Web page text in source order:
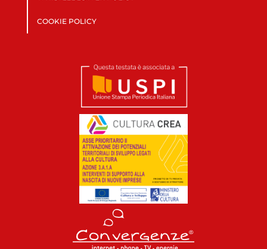
COOKIE POLICY